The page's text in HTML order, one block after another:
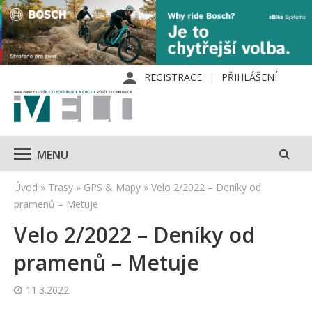
REGISTRACE PŘIHLÁŠENÍ
MENU
Úvod » Trasy » GPS & Mapy » Velo 2/2022 – Deníky od
pramenů – Metuje
Velo 2/2022 – Deníky od
pramenů – Metuje
11.3.2022